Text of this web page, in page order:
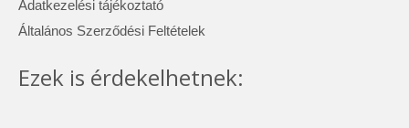
Adatkezelési tájékoztató
Általános Szerződési Feltételek
Ezek is érdekelhetnek: